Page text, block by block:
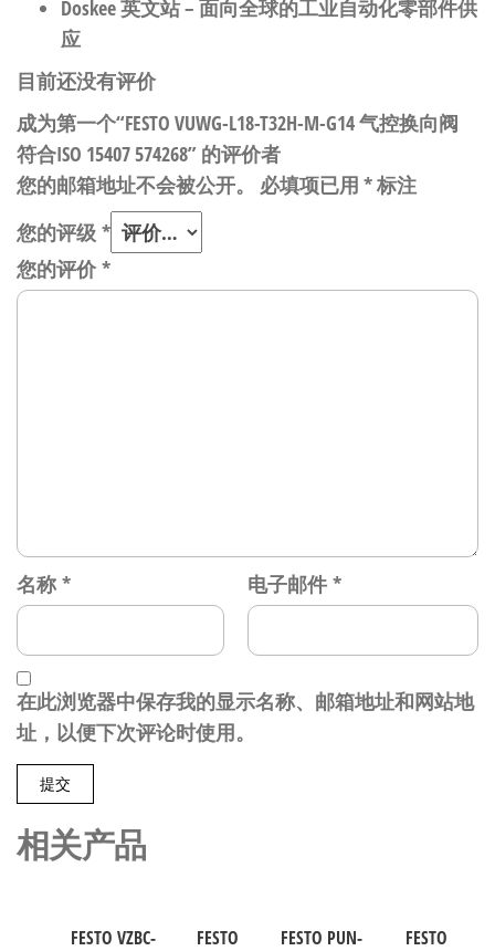
Doskee 英文站– 面向全球的工业自动化零部件供
应
目前还没有评价
成为第一个“FESTO VUWG-L18-T32H-M-G14 气控换向阀
符合ISO 15407 574268” 的评价者
您的邮箱地址不会被公开。
必填项已用 *标注
您的评级 *
您的评价*
名称 * 电子邮件 *
在此浏览器中保存我的显示名称、邮箱地址和网站地
址，以便下次评论时使用。
相关产品
FESTO VZBC-
FESTO
FESTO PUN-
FESTO